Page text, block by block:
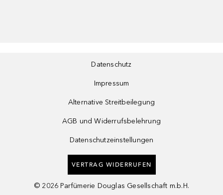
Datenschutz
Impressum
Alternative Streitbeilegung
AGB und Widerrufsbelehrung
Datenschutzeinstellungen
VERTRAG WIDERRUFEN
© 2026 Parfümerie Douglas Gesellschaft m.b.H.